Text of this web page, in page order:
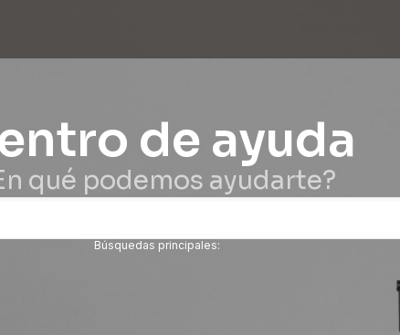
de ayuda
qué podemos ayudarte?
Búsquedas principales: